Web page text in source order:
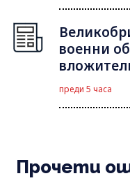
военни
преди 5 часа
Прочети